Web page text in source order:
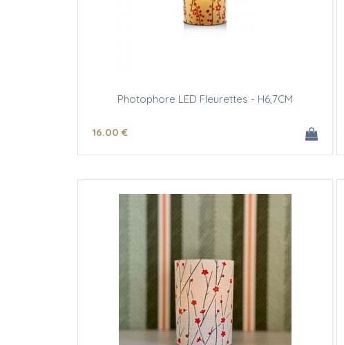
Photophore LED Fleurettes - H6,7CM
16.00 €